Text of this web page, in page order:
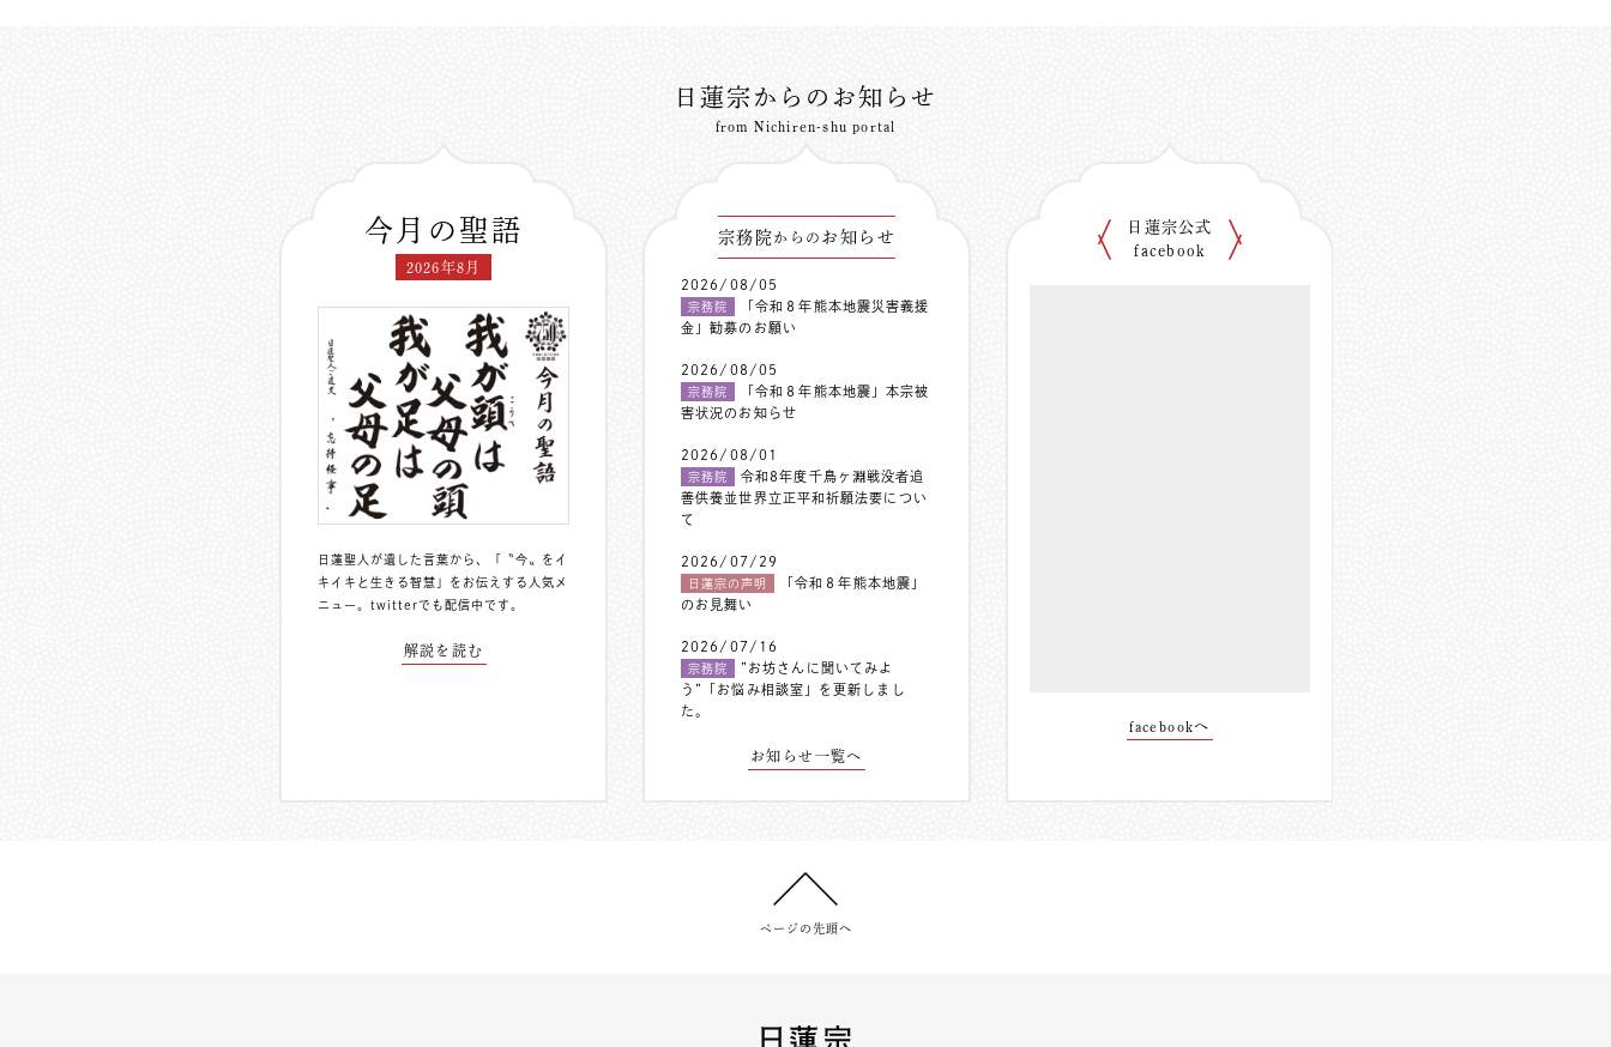
日蓮宗からのお知らせ
from Nichiren-shu portal
今月の聖語
2026年8月
日蓮聖人が遺した言葉から、「〝今〟をイ
キイキと生きる智慧」をお伝えする人気メ
ニュー。 twitterでも配信中 です。
解説を読む
宗務院からの お知らせ
2026/08/05
宗務院
「令和８年熊本地震災害義援
金」勧募のお願い
2026/08/05
宗務院
「令和８年熊本地震」本宗被
害状況のお知らせ
2026/08/01
宗務院
令和8年度千鳥ヶ淵戦没者追
善供養並世界立正平和祈願法要につい
て
2026/07/29
日蓮宗の声明
「令和８年熊本地震」
のお見舞い
2026/07/16
宗務院
”お坊さんに聞いてみよ
う”「お悩み相談室」を更新しまし
た。
お知らせ一覧へ
日蓮宗公式
facebook
facebookへ
ページの先頭へ